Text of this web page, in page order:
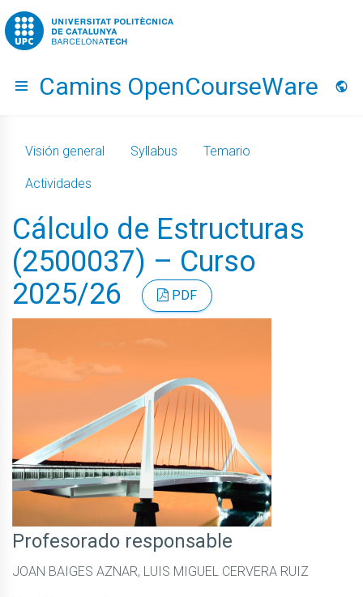
Go to upc.edu
Hide menu
Camins OpenCourseWare
Visión general Syllabus Temario
Actividades
Cálculo de Estructuras
(2500037) – Curso
2025/26
PDF
Profesorado responsable
JOAN BAIGES AZNAR, LUIS MIGUEL CERVERA RUIZ